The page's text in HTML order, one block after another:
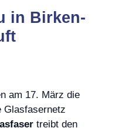
in Birken-
am 17. März die
Glasfasernetz
treibt den